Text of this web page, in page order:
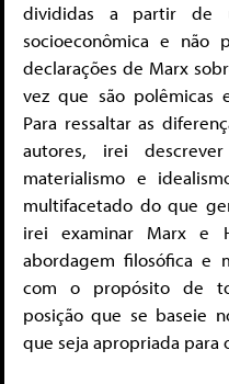
divididas a partir de
socioeconômica e não
declarações de Marx
vez que são polêmicas
Para ressaltar as
autores, irei
materialismo e
multifacetado do que
irei examinar Marx e
abordagem filosófica e
com o propósito de
posição que se baseie
que seja apropriada para